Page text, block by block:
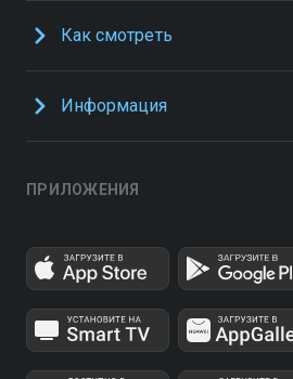
Как смотреть
Информация
ПРИЛОЖЕНИЯ